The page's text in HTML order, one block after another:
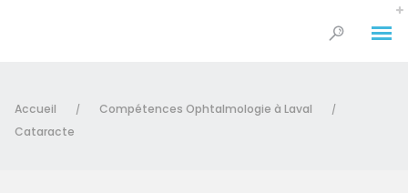
Accueil / Compétences Ophtalmologie à Laval /
Cataracte